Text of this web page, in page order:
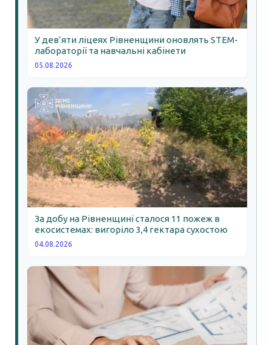
У дев’яти ліцеях Рівненщини оновлять STEM-
лабораторії та навчальні кабінети
05.08.2026
За добу на Рівненщині сталося 11 пожеж в
екосистемах: вигоріло 3,4 гектара сухостою
04.08.2026